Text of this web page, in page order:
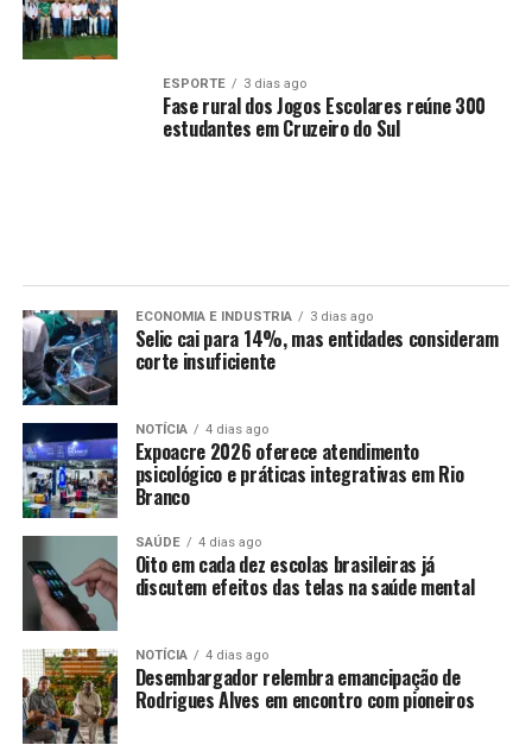
ESPORTE 3 dias ago
Fase rural dos Jogos Escolares reúne 300
estudantes em Cruzeiro do Sul
ECONOMIA E INDUSTRIA 3 dias ago
Selic cai para 14%, mas entidades consideram
corte insuficiente
NOTÍCIA 4 dias ago
Expoacre 2026 oferece atendimento
psicológico e práticas integrativas em Rio
Branco
SAÚDE 4 dias ago
Oito em cada dez escolas brasileiras já
discutem efeitos das telas na saúde mental
NOTÍCIA 4 dias ago
Desembargador relembra emancipação de
Rodrigues Alves em encontro com pioneiros